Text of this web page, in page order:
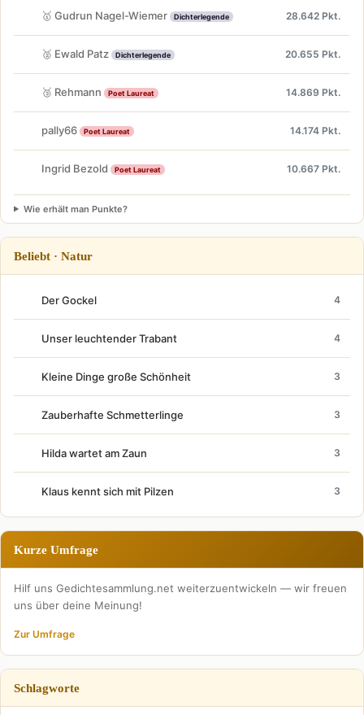
🥇 Gudrun Nagel-Wiemer Dichterlegende 28.642 Pkt.
🥈 Ewald Patz Dichterlegende 20.655 Pkt.
🥉 Rehmann Poet Laureat 14.869 Pkt.
pally66 Poet Laureat 14.174 Pkt.
Ingrid Bezold Poet Laureat 10.667 Pkt.
Wie erhält man Punkte?
Beliebt · Natur
Der Gockel 4
Unser leuchtender Trabant 4
Kleine Dinge große Schönheit 3
Zauberhafte Schmetterlinge 3
Hilda wartet am Zaun 3
Klaus kennt sich mit Pilzen 3
Kurze Umfrage
Hilf uns Gedichtesammlung.net weiterzuentwickeln — wir freuen
uns über deine Meinung!
Zur Umfrage
Schlagworte